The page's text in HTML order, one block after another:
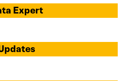
Expert